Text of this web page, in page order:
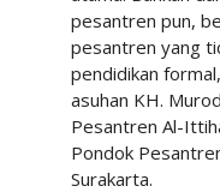
pesantren pun,
pesantren yang
pendidikan
asuhan KH.
Pesantren Al-
Pondok
Surakarta.